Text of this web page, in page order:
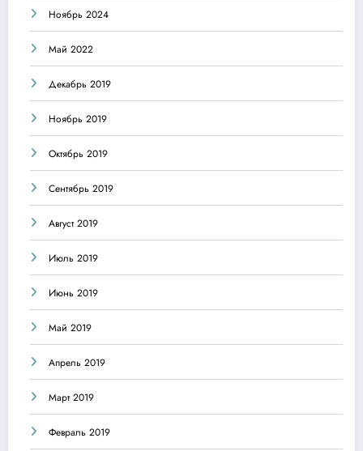
Ноябрь 2024
Май 2022
Декабрь 2019
Ноябрь 2019
Октябрь 2019
Сентябрь 2019
Август 2019
Июль 2019
Июнь 2019
Май 2019
Апрель 2019
Март 2019
Февраль 2019